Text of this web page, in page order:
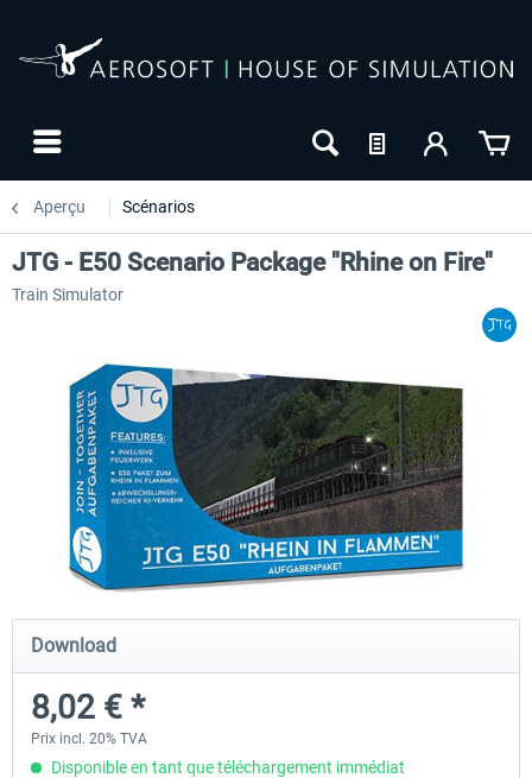
Aperçu Scénarios
Just Trains - U-Bahn Hamburg U1 &
39,95 € *
Railworks Szenario-Pack
JTG - E50 Scenario Package "Rhine on Fire"
Train Simulator
Download
8,02 € *
Prix incl. 20% TVA
Disponible en tant que téléchargement immédiat